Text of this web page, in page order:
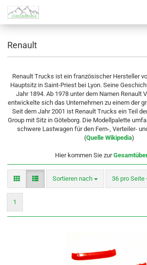
Renault
Renault Trucks ist ein französischer Hersteller
Hauptsitz in Saint-Priest bei Lyon. Seine
Jahr 1894. Ab 1978 unter dem Namen Renault
entwickelte sich das Unternehmen zu einem der
Seit dem Jahr 2001 ist Renault Trucks ein Teil
Group mit Sitz in Göteborg. Die Modellpalette
schwere Lastwagen für den Fern-, Verteiler-
(Quelle Wikipedia)
Hier kommen Sie zur
Sortieren nach
Sortieren nach 36 pro Seite
pro Seite
1